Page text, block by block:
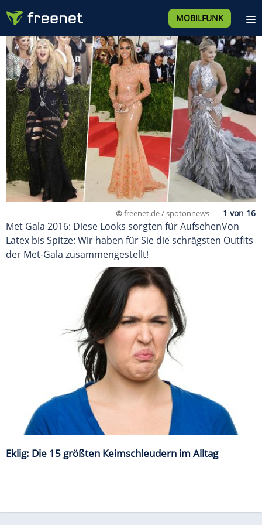
MOBILFUNK
©freenet.de / spotonnews
Met Gala 2016: Diese Looks sorgten für AufsehenVon
Latex bis Spitze: Wir haben für Sie die schrägsten Outfits
der Met-Gala zusammengestellt!
Eklig: Die 15 größten Keimschleudern im Alltag